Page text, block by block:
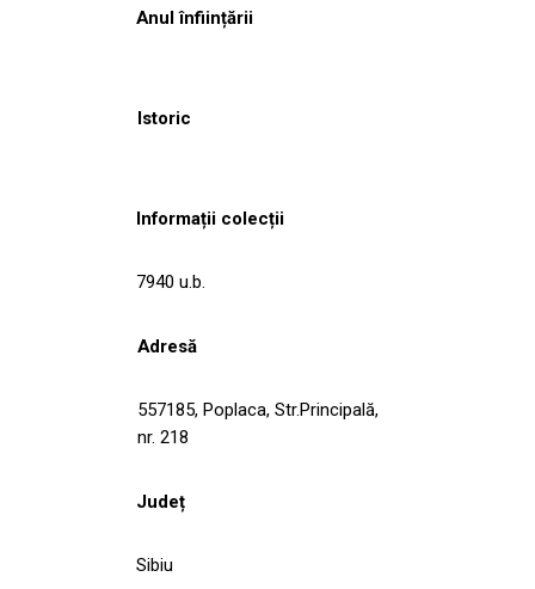
Anul înființării
Istoric
Informații colecții
7940 u.b.
Adresă
557185, Poplaca, Str.Principală,
nr. 218
Județ
Sibiu